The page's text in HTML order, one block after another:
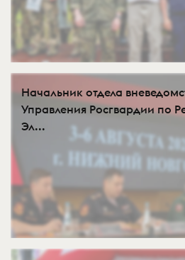
Начальник отдела
Управления Росгвардии по
Эл...